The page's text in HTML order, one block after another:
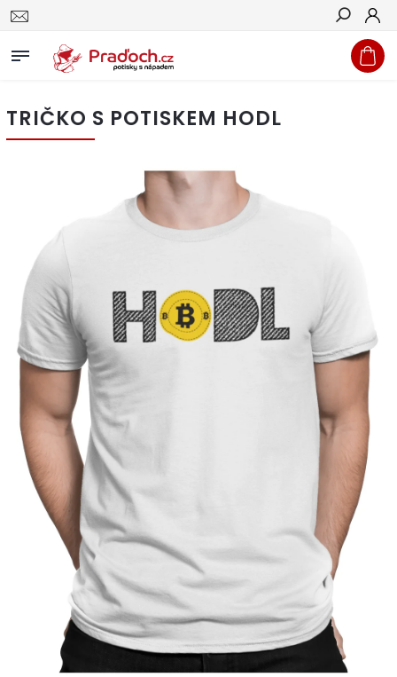
Hledat
TRIČKO S POTISKEM HODL